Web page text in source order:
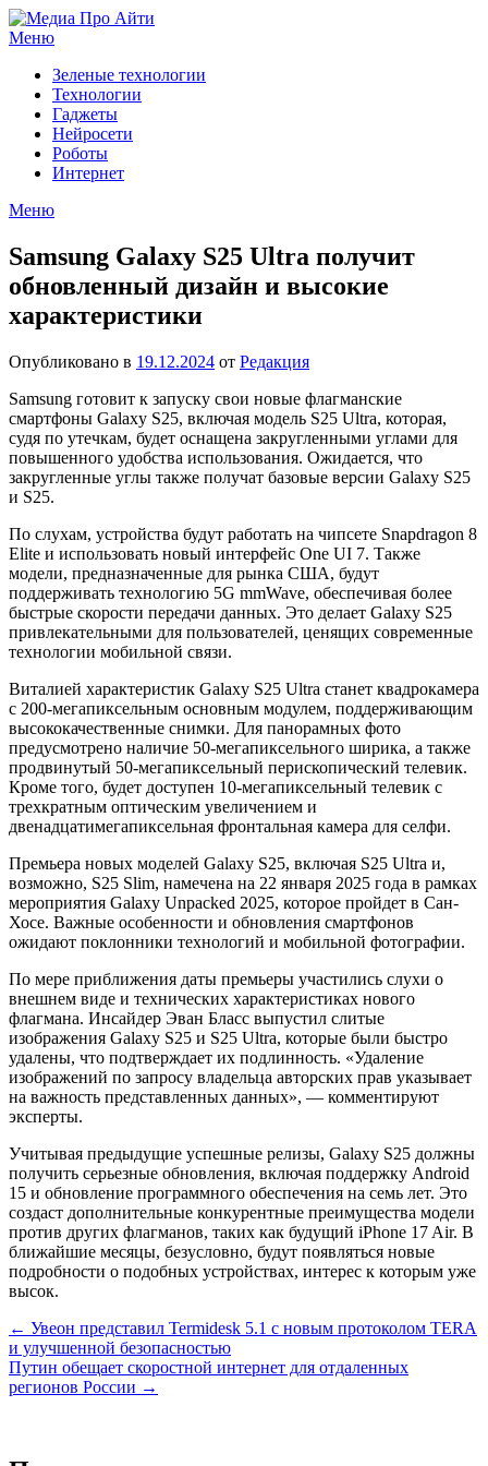
Перейти
к
Меню
Зеленые технологии
Технологии
Гаджеты
Нейросети
Роботы
Интернет
Меню
Samsung Galaxy S25 Ultra получит
обновленный дизайн и высокие
характеристики
Опубликовано в 19.12.2024 от Редакция
Samsung готовит к запуску свои новые флагманские
смартфоны Galaxy S25, включая модель S25 Ultra, которая,
судя по утечкам, будет оснащена закругленными углами для
повышенного удобства использования. Ожидается, что
закругленные углы также получат базовые версии Galaxy S25
и S25.
По слухам, устройства будут работать на чипсете Snapdragon 8
Elite и использовать новый интерфейс One UI 7. Также
модели, предназначенные для рынка США, будут
поддерживать технологию 5G mmWave, обеспечивая более
быстрые скорости передачи данных. Это делает Galaxy S25
привлекательными для пользователей, ценящих современные
технологии мобильной связи.
Виталией характеристик Galaxy S25 Ultra станет квадрокамера
с 200-мегапиксельным основным модулем, поддерживающим
высококачественные снимки. Для панорамных фото
предусмотрено наличие 50-мегапиксельного ширика, а также
продвинутый 50-мегапиксельный перископический телевик.
Кроме того, будет доступен 10-мегапиксельный телевик с
трехкратным оптическим увеличением и
двенадцатимегапиксельная фронтальная камера для селфи.
Премьера новых моделей Galaxy S25, включая S25 Ultra и,
возможно, S25 Slim, намечена на 22 января 2025 года в рамках
мероприятия Galaxy Unpacked 2025, которое пройдет в Сан-
Хосе. Важные особенности и обновления смартфонов
ожидают поклонники технологий и мобильной фотографии.
По мере приближения даты премьеры участились слухи о
внешнем виде и технических характеристиках нового
флагмана. Инсайдер Эван Бласс выпустил слитые
изображения Galaxy S25 и S25 Ultra, которые были быстро
удалены, что подтверждает их подлинность. «Удаление
изображений по запросу владельца авторских прав указывает
на важность представленных данных», — комментируют
эксперты.
Учитывая предыдущие успешные релизы, Galaxy S25 должны
получить серьезные обновления, включая поддержку Android
15 и обновление программного обеспечения на семь лет. Это
создаст дополнительные конкурентные преимущества модели
против других флагманов, таких как будущий iPhone 17 Air. В
ближайшие месяцы, безусловно, будут появляться новые
подробности о подобных устройствах, интерес к которым уже
высок.
Навигация
по
записям
← Увеон представил Termidesk 5.1 с новым протоколом TERA
и улучшенной безопасностью
Путин обещает скоростной интернет для отдаленных
регионов России →